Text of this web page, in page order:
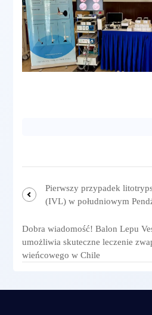
Pierwszy przypadek
(IVL) w południowym
Dobra wiadomość! Balon Lepu
umożliwia skuteczne leczenie
wieńcowego w Chile